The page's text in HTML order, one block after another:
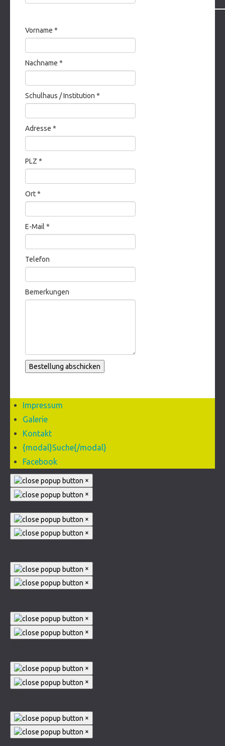
Vorname *
Nachname *
Schulhaus / Institution *
Adresse *
PLZ *
Ort*
E-Mail *
Telefon
Bemerkungen
Bestellung abschicken
Impressum
Galerie
Kontakt
{modal}Suche{/modal}
Facebook
×
×
×
×
×
×
×
×
×
×
×
×